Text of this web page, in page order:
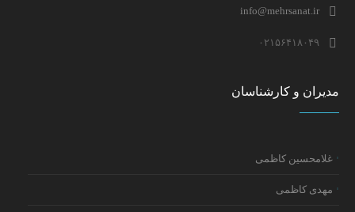
info@mehrsanat.ir
۰۲۱۵۶۴۱۸۰۴۹
مدیران و کارشناسان
غلامحسین کاظمی
مهدی کاظمی